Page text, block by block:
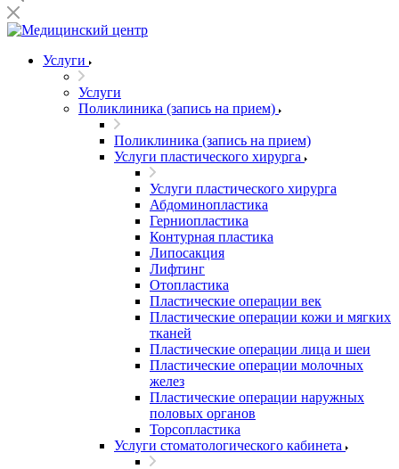
Услуги
Услуги
Поликлиника (запись на прием)
Поликлиника (запись на прием)
Услуги пластического хирурга
Услуги пластического хирурга
Абдоминопластика
Герниопластика
Контурная пластика
Липосакция
Лифтинг
Отопластика
Пластические операции век
Пластические операции кожи и мягких
тканей
Пластические операции лица и шеи
Пластические операции молочных
желез
Пластические операции наружных
половых органов
Торсопластика
Услуги стоматологического кабинета